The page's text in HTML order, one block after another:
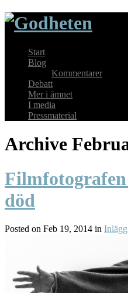
Start
Blog
Kommentarer
Debatt
Mer i ämnet
I media
Pressmaterial
Archive
död
Posted on Feb 19, 2014 in